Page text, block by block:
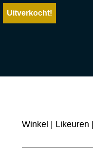
Uitverkocht!
Winkel Likeuren